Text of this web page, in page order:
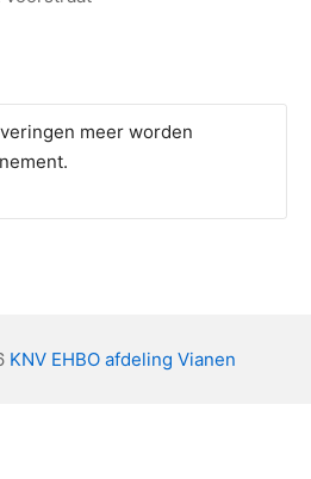
meer worden
KNV EHBO afdeling Vianen